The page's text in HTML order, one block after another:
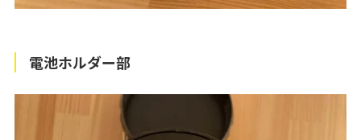
電池ホルダー部